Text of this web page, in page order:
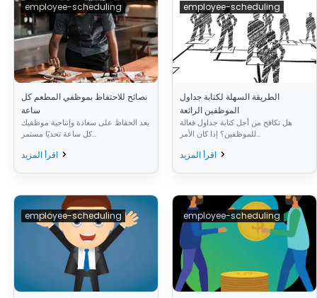
employee-scheduling
نصائح للاحتفاظ بموظفي المطعم كل
ساعة
يعد الحفاظ على سعادة وإنتاجية موظفيك
كل ساعة تحديًا مستمر...
اقرأ المزيد
employee-scheduling
الطريقة السهلة لكتابة جداول
الموظفين الرائعة
هل تكافح من أجل كتابة جداول فعالة
للموظفين؟ إذا كان الأمر...
اقرأ المزيد
employee-scheduling employee-scheduling